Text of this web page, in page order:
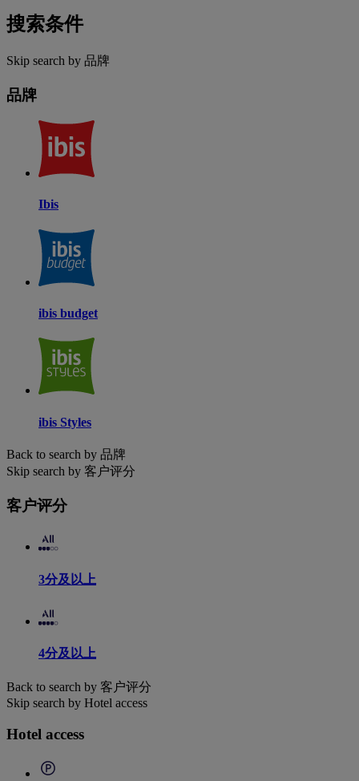
搜索条件
Skip search by 品牌
品牌
Ibis
ibis budget
ibis Styles
Back to search by 品牌
Skip search by 客户评分
客户评分
3分及以上
4分及以上
Back to search by 客户评分
Skip search by Hotel access
Hotel access